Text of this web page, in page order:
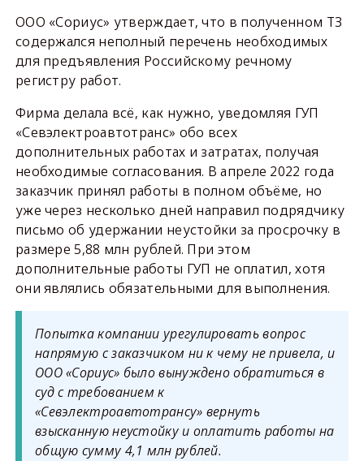
ООО «Сориус» утверждает, что в полученном ТЗ
содержался неполный перечень необходимых
для предъявления Российскому речному
регистру работ.
Фирма делала всё, как нужно, уведомляя ГУП
«Севэлектроавтотранс» обо всех
дополнительных работах и затратах, получая
необходимые согласования. В апреле 2022 года
заказчик принял работы в полном объёме, но
уже через несколько дней направил подрядчику
письмо об удержании неустойки за просрочку в
размере 5,88 млн рублей. При этом
дополнительные работы ГУП не оплатил, хотя
они являлись обязательными для выполнения.
Попытка компании урегулировать вопрос
напрямую с заказчиком ни к чему не привела, и
ООО «Сориус» было вынуждено обратиться в
суд с требованием к
«Севэлектроавтотрансу» вернуть
взысканную неустойку и оплатить работы на
общую сумму 4,1 млн рублей.